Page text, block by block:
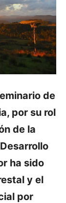
de
por su rol
de la
ha sido
y el
por